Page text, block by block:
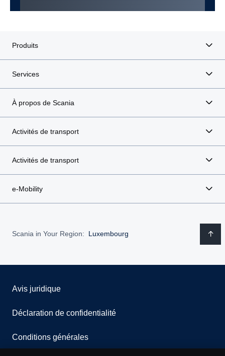
Produits
Services
À propos de Scania
Activités de transport
Activités de transport
e-Mobility
Scania in Your Region: Luxembourg
Avis juridique
Déclaration de confidentialité
Conditions générales